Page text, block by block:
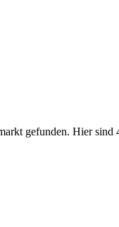
gefunden. Hier sind